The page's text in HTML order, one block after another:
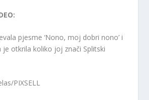
pjesme ‘Nono, moj dobri nono’ i
je otkrila koliko joj znači Splitski
PIXSELL